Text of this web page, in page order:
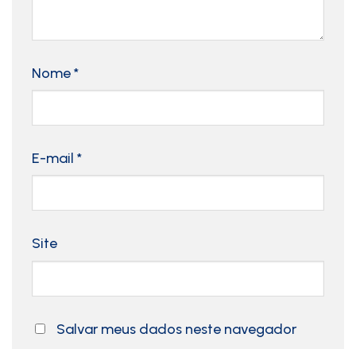
Nome*
E-mail *
Site
Salvar meus dados neste navegador